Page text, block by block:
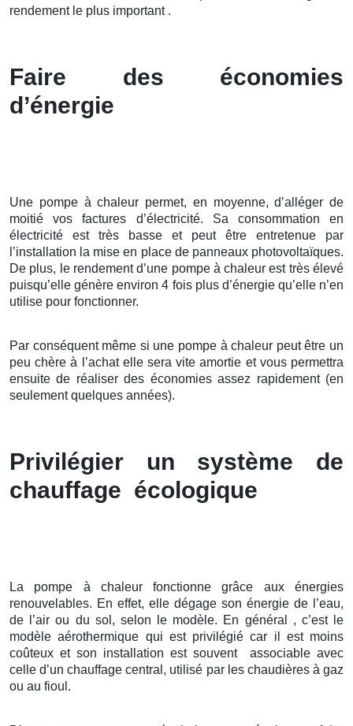
rendement le plus important .
Faire des économies
d’énergie
Une pompe à chaleur permet, en moyenne, d’alléger de
moitié vos factures d’électricité. Sa consommation en
électricité est très basse et peut être entretenue par
l’installation la mise en place de panneaux photovoltaïques.
De plus, le rendement d’une pompe à chaleur est très élevé
puisqu’elle génère environ 4 fois plus d’énergie qu’elle n’en
utilise pour fonctionner.
Par conséquent même si une pompe à chaleur peut être un
peu chère à l’achat elle sera vite amortie et vous permettra
ensuite de réaliser des économies assez rapidement (en
seulement quelques années).
Privilégier un système de
chauffage écologique
La pompe à chaleur fonctionne grâce aux énergies
renouvelables. En effet, elle dégage son énergie de l’eau,
de l’air ou du sol, selon le modèle. En général , c’est le
modèle aérothermique qui est privilégié car il est moins
coûteux et son installation est souvent associable avec
celle d’un chauffage central, utilisé par les chaudières à gaz
ou au fioul.